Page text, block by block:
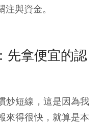
與資金。
先拿便宜的認
短線，這是因為我
來得很快，就算是本